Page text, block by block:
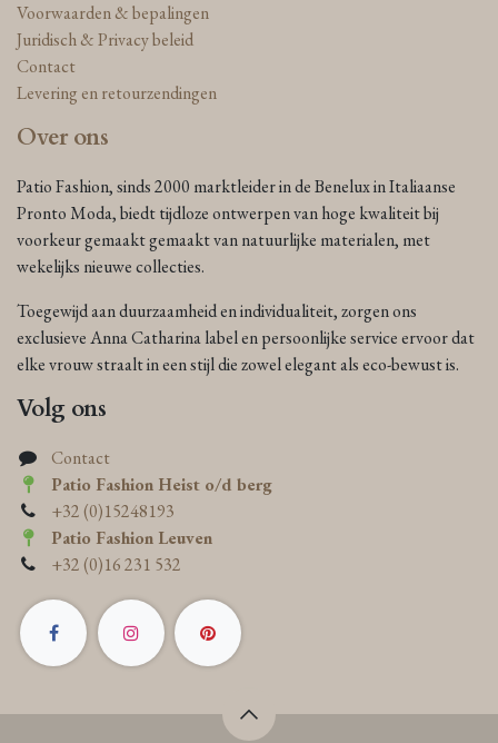
Voorwaarden & bepalingen
Juridisch & Privacy beleid
Contact
Levering en retourzendingen
Over ons
Patio Fashion, sinds 2000 marktleider in de Benelux in Italiaanse
Pronto Moda, biedt tijdloze ontwerpen van hoge kwaliteit bij
voorkeur gemaakt gemaakt van natuurlijke materialen, met
wekelijks nieuwe collecties.
Toegewijd aan duurzaamheid en individualiteit, zorgen ons
exclusieve Anna Catharina label en persoonlijke service ervoor dat
elke vrouw straalt in een stijl die zowel elegant als eco-bewust is.
Volg ons
Contact
Patio Fashion Heist o/d berg
+32 (0)15248193
Patio Fashion Leuven
+32 (0)16 231 532